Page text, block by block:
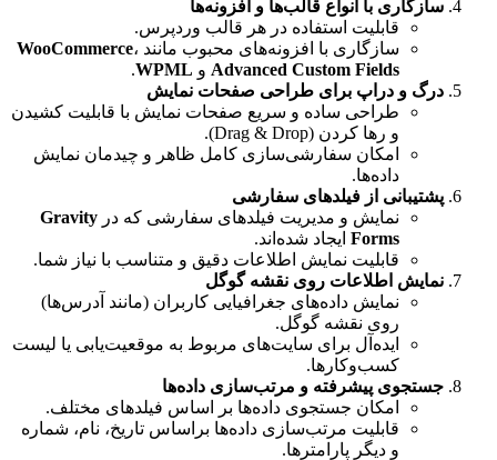
سازگاری با انواع قالب‌ها و افزونه‌ها
قابلیت استفاده در هر قالب وردپرس.
سازگاری با افزونه‌های محبوب مانند WooCommerce،
Advanced Custom Fields و WPML
.
درگ و دراپ برای طراحی صفحات نمایش
طراحی ساده و سریع صفحات نمایش با قابلیت کشیدن
و رها کردن (Drag & Drop).
امکان سفارشی‌سازی کامل ظاهر و چیدمان نمایش
داده‌ها.
پشتیبانی از فیلدهای سفارشی
نمایش و مدیریت فیلدهای سفارشی که در Gravity
Forms ایجاد شده‌اند.
قابلیت نمایش اطلاعات دقیق و متناسب با نیاز شما.
نمایش اطلاعات روی نقشه گوگل
نمایش داده‌های جغرافیایی کاربران (مانند آدرس‌ها)
روی نقشه گوگل.
ایده‌آل برای سایت‌های مربوط به موقعیت‌یابی یا لیست
کسب‌وکارها.
جستجوی پیشرفته و مرتب‌سازی داده‌ها
امکان جستجوی داده‌ها بر اساس فیلدهای مختلف.
قابلیت مرتب‌سازی داده‌ها براساس تاریخ، نام، شماره
و دیگر پارامترها.